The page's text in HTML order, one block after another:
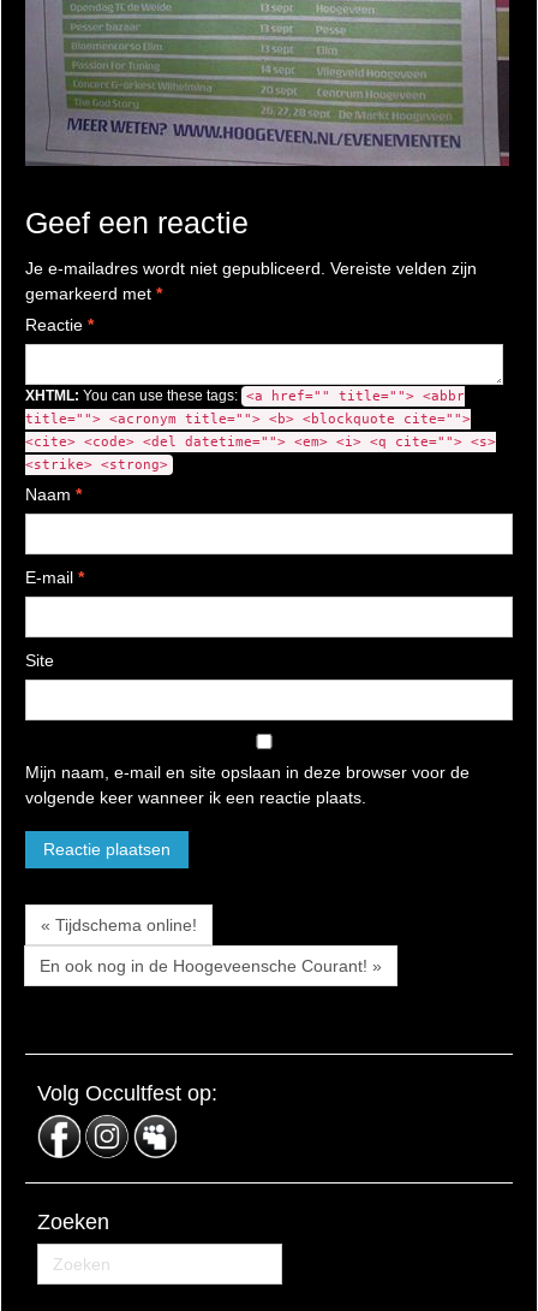
Geef een reactie
Je e-mailadres wordt niet gepubliceerd. Vereiste velden zijn
gemarkeerd met *
Reactie *
XHTML: You can use these tags: <a href="" title=""> <abbr
title=""> <acronym title=""> <b> <blockquote cite="">
<cite> <code> <del datetime=""> <em> <i> <q cite=""> <s>
<strike> <strong>
Naam *
E-mail *
Site
Mijn naam, e-mail en site opslaan in deze browser voor de
volgende keer wanneer ik een reactie plaats.
« Tijdschema online!
En ook nog in de Hoogeveensche Courant! »
Volg Occultfest op:
Zoeken